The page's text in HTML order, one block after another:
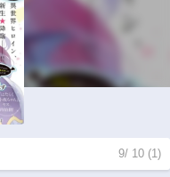
9/ 10 (1)